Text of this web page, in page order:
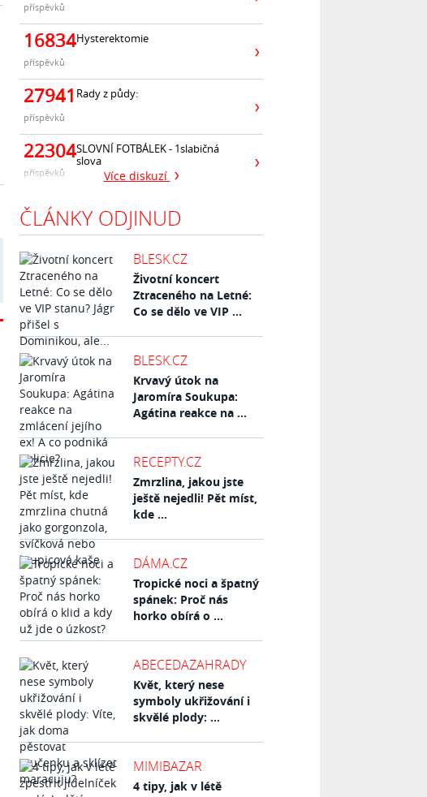
příspěvků
16834
příspěvků
Hysterektomie
27941
příspěvků
Rady z půdy:
22304
příspěvků
SLOVNÍ FOTBÁLEK - 1slabičná
slova
Více diskuzí
ČLÁNKY ODJINUD
BLESK.CZ
Životní koncert
Ztraceného na Letné:
Co se dělo ve VIP ...
BLESK.CZ
Krvavý útok na
Jaromíra Soukupa:
Agátina reakce na ...
RECEPTY.CZ
Zmrzlina, jakou jste
ještě nejedli! Pět míst,
kde ...
DÁMA.CZ
Tropické noci a špatný
spánek: Proč nás
horko obírá o ...
ABECEDAZAHRADY
Květ, který nese
symboly ukřižování i
skvělé plody: ...
MIMIBAZAR
4 tipy, jak v létě